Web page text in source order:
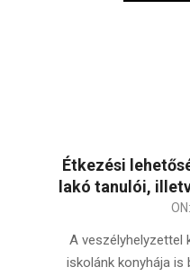
Étkezési
lakó tanulói,
ON:
A veszélyhelyzettel
iskolánk konyhája is